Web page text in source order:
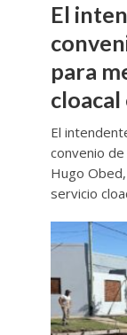
El
para
El
convenio
Hugo
servicio